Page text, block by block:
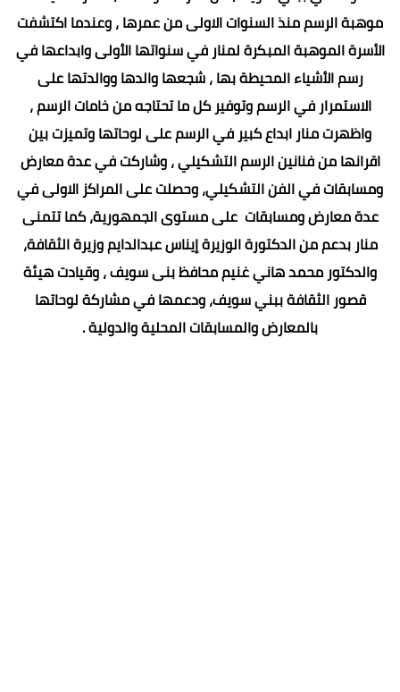
موهبة الرسم منذ السنوات الاولى من عمرها ، وعندما اكتشفت
الأسرة الموهبة المبكرة لمنار في سنواتها الأولى وابداعها في
رسم الأشياء المحيطة بها ، شجعها والدها ووالدتها على
الاستمرار في الرسم وتوفير كل ما تحتاجه من خامات الرسم ،
واظهرت منار ابداع كبير في الرسم على لوحاتها وتميزت بين
اقرانها من فنانين الرسم التشكيلي ، وشاركت في عدة معارض
ومسابقات في الفن التشكيلي، وحصلت على المراكز الاولى في
عدة معارض ومسابقات على مستوى الجمهورية، كما تتمنى
منار بدعم من الدكتورة الوزيرة إيناس عبدالدايم وزيرة الثقافة،
والدكتور محمد هاني غنيم محافظ بنى سويف ، وقيادت هيئة
قصور الثقافة ببني سويف، ودعمها في مشاركة لوحاتها
بالمعارض والمسابقات المحلية والدولية .